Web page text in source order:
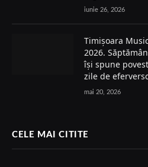
iunie 26, 2026
Timișoara
2026.
își spune
zile de
mai 20, 2026
CELE MAI CITITE